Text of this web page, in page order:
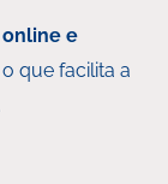
e
o que facilita a